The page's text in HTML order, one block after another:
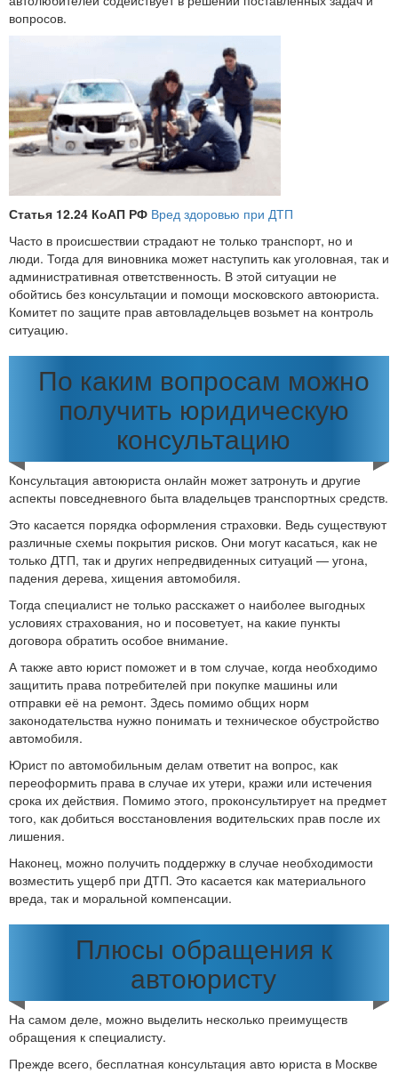
вопросов.
Статья 12.24 КоАП РФ Вред здоровью при ДТП
Часто в происшествии страдают не только транспорт, но и
люди. Тогда для виновника может наступить как уголовная, так и
административная ответственность. В этой ситуации не
обойтись без консультации и помощи московского автоюриста.
Комитет по защите прав автовладельцев возьмет на контроль
ситуацию.
По каким вопросам можно
получить юридическую
консультацию
Консультация автоюриста онлайн может затронуть и другие
аспекты повседневного быта владельцев транспортных средств.
Это касается порядка оформления страховки. Ведь существуют
различные схемы покрытия рисков. Они могут касаться, как не
только ДТП, так и других непредвиденных ситуаций — угона,
падения дерева, хищения автомобиля.
Тогда специалист не только расскажет о наиболее выгодных
условиях страхования, но и посоветует, на какие пункты
договора обратить особое внимание.
А также авто юрист поможет и в том случае, когда необходимо
защитить права потребителей при покупке машины или
отправки её на ремонт. Здесь помимо общих норм
законодательства нужно понимать и техническое обустройство
автомобиля.
Юрист по автомобильным делам ответит на вопрос, как
переоформить права в случае их утери, кражи или истечения
срока их действия. Помимо этого, проконсультирует на предмет
того, как добиться восстановления водительских прав после их
лишения.
Наконец, можно получить поддержку в случае необходимости
возместить ущерб при ДТП. Это касается как материального
вреда, так и моральной компенсации.
Плюсы обращения к
автоюристу
На самом деле, можно выделить несколько преимуществ
обращения к специалисту.
Прежде всего, бесплатная консультация авто юриста в Москве